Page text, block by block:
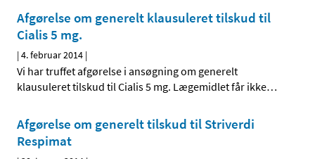
Afgørelse om generelt klausuleret tilskud til
Cialis 5 mg.
|4. februar 2014 |
Vi har truffet afgørelse i ansøgning om generelt
klausuleret tilskud til Cialis 5 mg. Lægemidlet får ikke…
Afgørelse om generelt tilskud til Striverdi
Respimat